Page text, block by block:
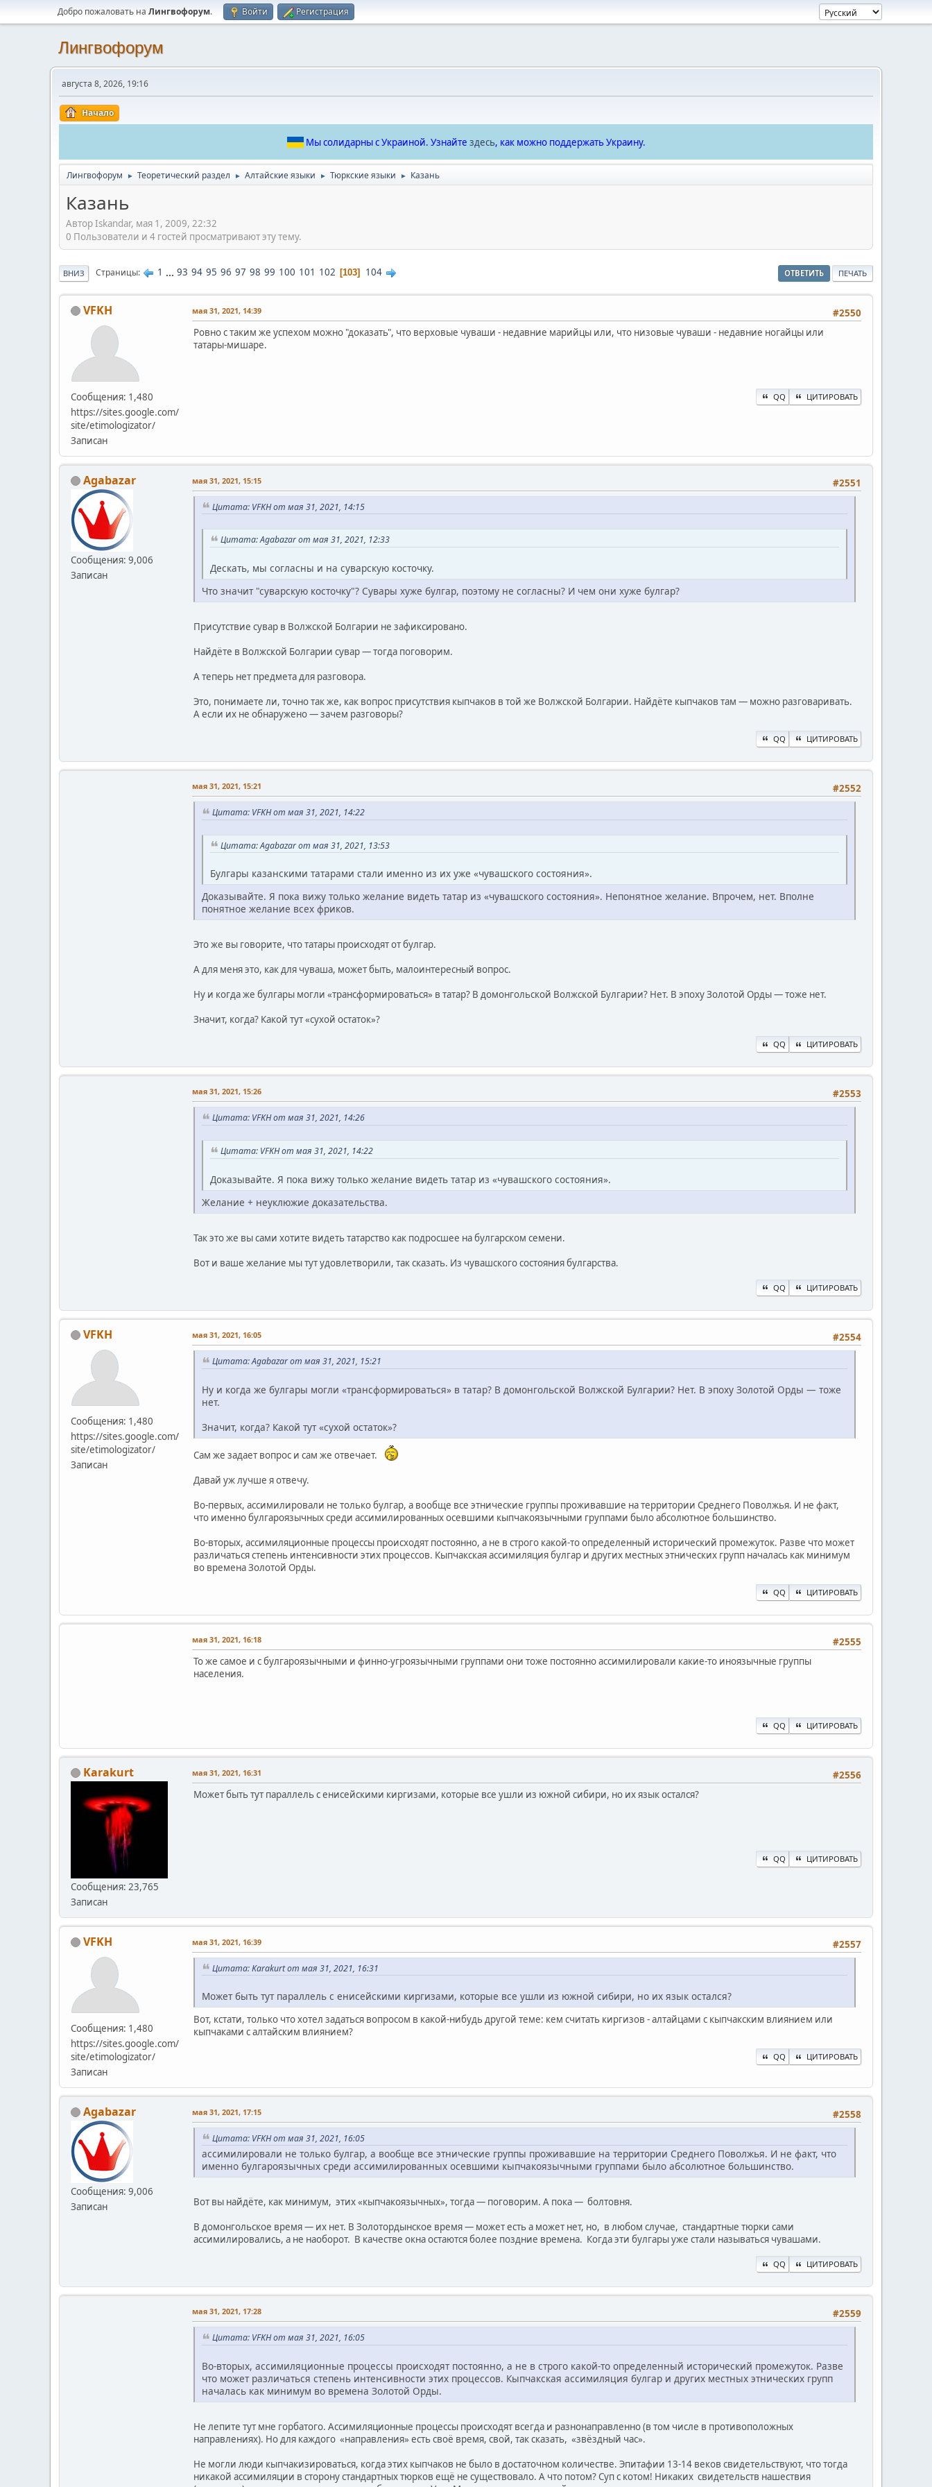
Добро пожаловать на Лингвофорум. Войти Регистрация
Лингвофорум
августа 8, 2026, 19:16
Начало
Мы солидарны с Украиной. Узнайте здесь, как можно поддержать Украину.
Лингвофорум ► Теоретический раздел ► Алтайские языки ► Тюркские языки ► Казань
Казань
Автор Iskandar, мая 1, 2009, 22:32
0 Пользователи и 4 гостей просматривают эту тему.
ОТВЕТИТЬ ПЕЧАТЬ
ВНИЗ Страницы 1 ... 93 94 95 96 97 98 99 100 101 102 103 104
VFKH
Сообщения: 1,480
https://sites.google.com/
site/etimologizator/
Записан
#2550
мая 31, 2021, 14:39
Ровно с таким же успехом можно "доказать", что верховые чуваши - недавние марийцы или, что низовые чуваши - недавние ногайцы или
татары-мишаре.
QQ ЦИТИРОВАТЬ
Agabazar
Сообщения: 9,006
Записан
#2551
мая 31, 2021, 15:15
Цитата: VFKH от мая 31, 2021, 14:15
Цитата: Agabazar от мая 31, 2021, 12:33
Дескать, мы согласны и на суварскую косточку.
Что значит "суварскую косточку"? Сувары хуже булгар, поэтому не согласны? И чем они хуже булгар?
Присутствие сувар в Волжской Болгарии не зафиксировано.
Найдёте в Волжской Болгарии сувар — тогда поговорим.
А теперь нет предмета для разговора.
Это, понимаете ли, точно так же, как вопрос присутствия кыпчаков в той же Волжской Болгарии. Найдёте кыпчаков там — можно разговаривать.
А если их не обнаружено — зачем разговоры?
QQ ЦИТИРОВАТЬ
#2552
мая 31, 2021, 15:21
Цитата: VFKH от мая 31, 2021, 14:22
Цитата: Agabazar от мая 31, 2021, 13:53
Булгары казанскими татарами стали именно из их уже «чувашского состояния».
Доказывайте. Я пока вижу только желание видеть татар из «чувашского состояния». Непонятное желание. Впрочем, нет. Вполне
понятное желание всех фриков.
Это же вы говорите, что татары происходят от булгар.
А для меня это, как для чуваша, может быть, малоинтересный вопрос.
Ну и когда же булгары могли «трансформироваться» в татар? В домонгольской Волжской Булгарии? Нет. В эпоху Золотой Орды — тоже нет.
Значит, когда? Какой тут «сухой остаток»?
QQ ЦИТИРОВАТЬ
#2553
мая 31, 2021, 15:26
Цитата: VFKH от мая 31, 2021, 14:26
Цитата: VFKH от мая 31, 2021, 14:22
Доказывайте. Я пока вижу только желание видеть татар из «чувашского состояния».
Желание + неуклюжие доказательства.
Так это же вы сами хотите видеть татарство как подросшее на булгарском семени.
Вот и ваше желание мы тут удовлетворили, так сказать. Из чувашского состояния булгарства.
QQ ЦИТИРОВАТЬ
VFKH
Сообщения: 1,480
https://sites.google.com/
site/etimologizator/
Записан
#2554
мая 31, 2021, 16:05
Цитата: Agabazar от мая 31, 2021, 15:21
Ну и когда же булгары могли «трансформироваться» в татар? В домонгольской Волжской Булгарии? Нет. В эпоху Золотой Орды — тоже
нет.
Значит, когда? Какой тут «сухой остаток»?
Сам же задает вопрос и сам же отвечает.
Давай уж лучше я отвечу.
Во-первых, ассимилировали не только булгар, а вообще все этнические группы проживавшие на территории Среднего Поволжья. И не факт,
что именно булгароязычных среди ассимилированных осевшими кыпчакоязычными группами было абсолютное большинство.
Во-вторых, ассимиляционные процессы происходят постоянно, а не в строго какой-то определенный исторический промежуток. Разве что может
различаться степень интенсивности этих процессов. Кыпчакская ассимиляция булгар и других местных этнических групп началась как минимум
во времена Золотой Орды.
QQ ЦИТИРОВАТЬ
#2555
мая 31, 2021, 16:18
То же самое и с булгароязычными и финно-угроязычными группами они тоже постоянно ассимилировали какие-то иноязычные группы
населения.
QQ ЦИТИРОВАТЬ
Karakurt
Сообщения: 23,765
Записан
#2556
мая 31, 2021, 16:31
Может быть тут параллель с енисейскими киргизами, которые все ушли из южной сибири, но их язык остался?
QQ ЦИТИРОВАТЬ
VFKH
Сообщения: 1,480
https://sites.google.com/
site/etimologizator/
Записан
#2557
мая 31, 2021, 16:39
Цитата: Karakurt от мая 31, 2021, 16:31
Может быть тут параллель с енисейскими киргизами, которые все ушли из южной сибири, но их язык остался?
Вот, кстати, только что хотел задаться вопросом в какой-нибудь другой теме: кем считать киргизов - алтайцами с кыпчакским влиянием или
кыпчаками с алтайским влиянием?
QQ ЦИТИРОВАТЬ
Agabazar
Сообщения: 9,006
Записан
#2558
мая 31, 2021, 17:15
Цитата: VFKH от мая 31, 2021, 16:05
ассимилировали не только булгар, а вообще все этнические группы проживавшие на территории Среднего Поволжья. И не факт, что
именно булгароязычных среди ассимилированных осевшими кыпчакоязычными группами было абсолютное большинство.
Вот вы найдёте, как минимум, этих «кыпчакоязычных», тогда — поговорим. А пока — болтовня.
В домонгольское время — их нет. В Золотордынское время — может есть а может нет, но, в любом случае, стандартные тюрки сами
ассимилировались, а не наоборот. В качестве окна остаются более поздние времена. Когда эти булгары уже стали называться чувашами.
QQ ЦИТИРОВАТЬ
#2559
мая 31, 2021, 17:28
Цитата: VFKH от мая 31, 2021, 16:05
Во-вторых, ассимиляционные процессы происходят постоянно, а не в строго какой-то определенный исторический промежуток. Разве
что может различаться степень интенсивности этих процессов. Кыпчакская ассимиляция булгар и других местных этнических групп
началась как минимум во времена Золотой Орды.
Не лепите тут мне горбатого. Ассимиляционные процессы происходят всегда и разнонаправленно (в том числе в противоположных
направлениях). Но для каждого «направления» есть своё время, свой, так сказать, «звёздный час».
Не могли люди кыпчакизироваться, когда этих кыпчаков не было в достаточном количестве. Эпитафии 13-14 веков свидетельствуют, что тогда
никакой ассимиляции в сторону стандартных тюрков ещё не существовало. А что потом? Суп с котом! Никаких свидетельств нашествия